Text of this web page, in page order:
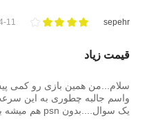
sepehr
11
قیمت زیاد
واسم جالبه چطوری به این
یک سوال....بدون psn هم میشه بازی کردش؟